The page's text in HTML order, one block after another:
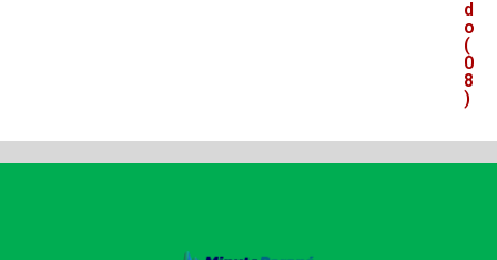
d
o
(
0
8
)